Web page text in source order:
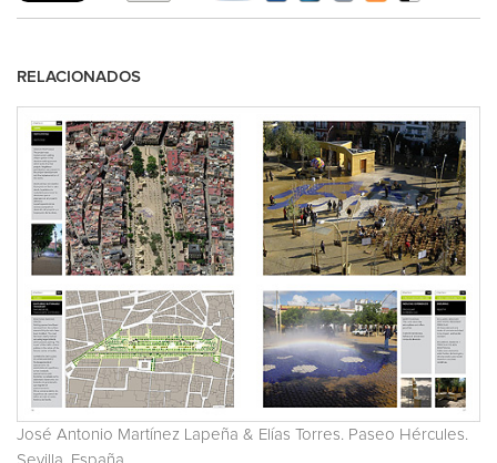
RELACIONADOS
José Antonio Martínez Lapeña & Elías Torres. Paseo Hércules.